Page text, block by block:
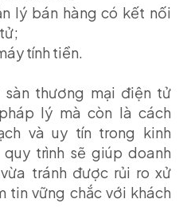
lý bán hàng có kết nối
tính tiền.
thương mại điện tử
lý mà còn là cách
và uy tín trong kinh
trình sẽ giúp doanh
tránh được rủi ro xử
tin vững chắc với khách